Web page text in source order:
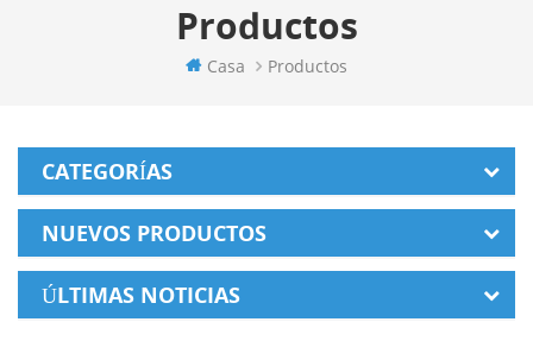
Productos
Casa Productos
CATEGORÍAS
NUEVOS PRODUCTOS
ÚLTIMAS NOTICIAS